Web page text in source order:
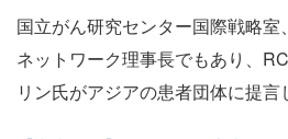
国立がん研究センター国際戦略
ネットワーク理事長でもあり、
リン氏がアジアの患者団体に提言